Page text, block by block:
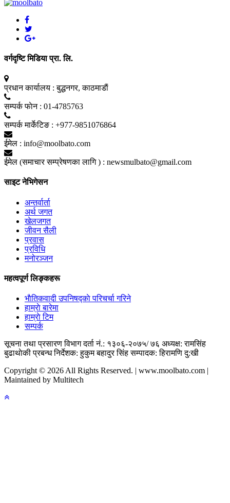
वर्गदृष्टि मिडिया प्रा. लि.
प्रधान कार्यालय : बुद्धनगर, काठमाडाैं
सम्पर्क फाेन : 01-4785763
सम्पर्क मार्केटिङ : +977-9851076864
ईमेल : info@moolbato.com
ईमेल (समाचार सम्प्रेषणका लागि ) : newsmulbato@gmail.com
साइट नेभिगेसन
अन्तर्वार्ता
अर्थ जगत
खेलजगत
जीवन सैली
प्रवास
प्रविधि
मनोरञ्जन
महत्वपूर्ण लिङ्कहरू
भाैतिकवादी उपनिषद्काे परिचर्चा गरिने
हाम्राे बारेमा
हाम्राे टिम
सम्पर्क
सूचना तथा प्रसारण विभाग दर्ता नं.: १३०६-२०७५/ ७६ अध्यक्ष: रामसिंह
बुढाथाेकी प्रबन्ध निर्देशक: हुकुम बहादुर सिंह सम्पादक: हिरामणि दु:खी
Copyright © 2026 All Rights Reserved. | www.moolbato.com |
Maintained by Multitech